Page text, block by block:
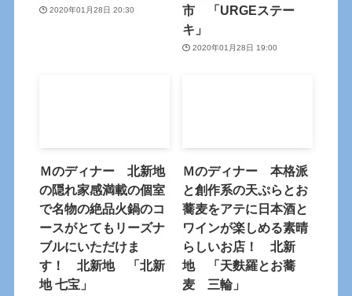
2020年01月28日 20:30
市 「URGEステー
キ」
2020年01月28日 19:00
Ｍのディナー 北新地
の隠れ家感満載の個室
で名物の絶品火鍋のコ
ースがとてもリーズナ
ブルにいただけま
す！ 北新地 「北新
地 七宝」
Ｍのディナー 本格派
と創作系の天ぷらとお
蕎麦をアテに日本酒と
ワインが楽しめる素晴
らしいお店！ 北新
地 「天麩羅とお蕎
麦 三輪」